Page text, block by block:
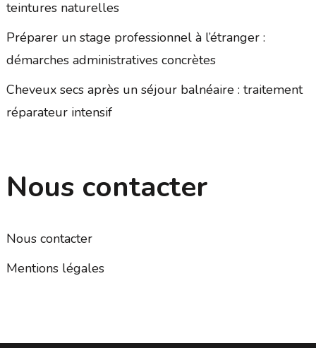
teintures naturelles
Préparer un stage professionnel à l’étranger :
démarches administratives concrètes
Cheveux secs après un séjour balnéaire : traitement
réparateur intensif
Nous contacter
Nous contacter
Mentions légales